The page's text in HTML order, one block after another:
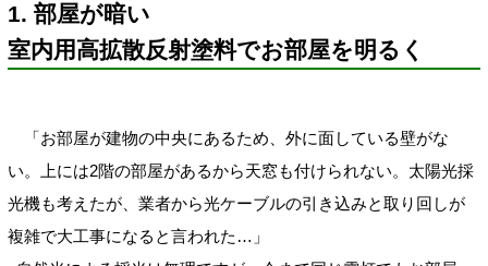
1. 部屋が暗い
室内用高拡散反射塗料でお部屋を明るく
「お部屋が建物の中央にあるため、外に面している壁がな
い。上には2階の部屋があるから天窓も付けられない。太陽光採
光機も考えたが、業者から光ケーブルの引き込みと取り回しが
複雑で大工事になると言われた…」